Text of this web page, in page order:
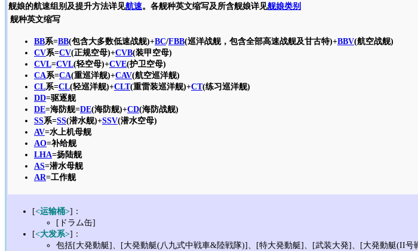
舰娘的航速组别及提升方法详见航速。各舰种英文缩写及所含舰娘详见舰娘类别
舰种英文缩写
BB系=BB(包含大多数低速战舰)+BC/FBB(巡洋战舰，包含全部高速战舰及甘古特)+BBV(航空战舰)
CV系=CV(正规空母)+CVB(装甲空母)
CVL=CVL(轻空母)+CVE(护卫空母)
CA系=CA(重巡洋舰)+CAV(航空巡洋舰)
CL系=CL(轻巡洋舰)+CLT(重雷装巡洋舰)+CT(练习巡洋舰)
DD=驱逐舰
DE=海防舰=DE(海防舰)+CD(海防战舰)
SS系=SS(潜水舰)+SSV(潜水空母)
AV=水上机母舰
AO=补给舰
LHA=扬陆舰
AS=潜水母舰
AR=工作舰
[<运输桶>]：
[ドラム缶]
[<大发系>]：
包括[大発動艇]、[大発動艇(八九式中戦車&陸戦隊)]、[特大発動艇]、[武装大発]、[大発動艇(II